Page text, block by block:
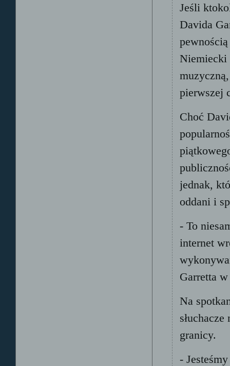
Jeśli
Davida
Niemiecki
pierwszej
Choć
jednak,
oddani i
- To
internet
Garretta
Na
granicy.
-